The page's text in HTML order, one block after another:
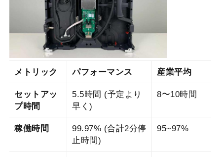
メトリック パフォーマンス 産業平均
セットアッ
プ時間
5.5時間 (予定より
早く)
8〜10時間
稼働時間
99.97% (合計2分停
止時間)
95~97%